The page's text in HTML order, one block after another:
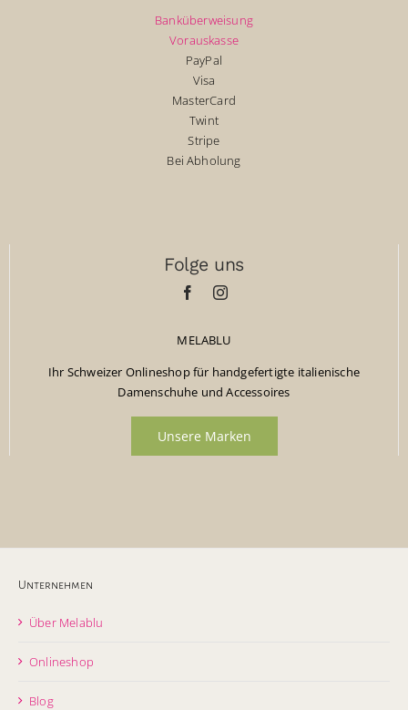
Banküberweisung
Vorauskasse
PayPal
Visa
MasterCard
Twint
Stripe
Bei Abholung
Folge uns
MELABLU
Ihr Schweizer Onlineshop für handgefertigte italienische
Damenschuhe und Accessoires
Unsere Marken
Unternehmen
Über Melablu
Onlineshop
Blog